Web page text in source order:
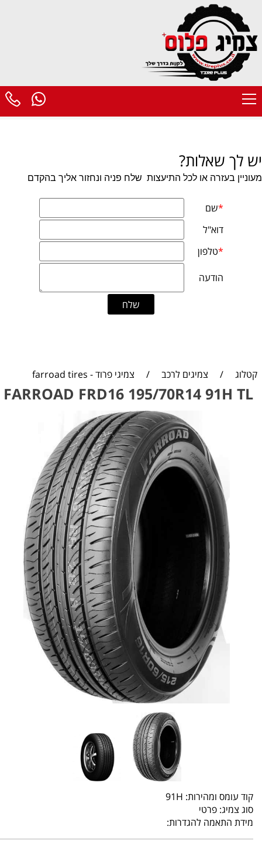
יש לך שאלות?
מעוניין בעזרה או לכל התיעצות שלח פניה ונחזור אליך בהקדם
קטלוג / צמיגים לרכב / צמיגי פרוד - farroad tires
FARROAD FRD16 195/70R14 91H TL
קוד עומס ומהירות: 91H
סוג צמיג: פרטי
מידת התאמה להגדרות: